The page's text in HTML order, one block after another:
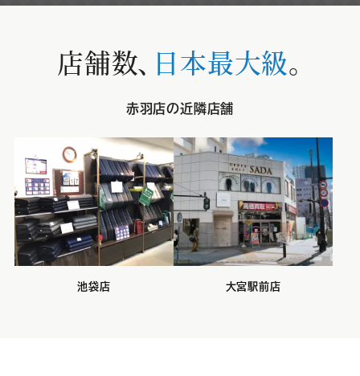
店舗数、 日本最大級。
赤羽店の近隣店舗
池袋店 大宮駅前店